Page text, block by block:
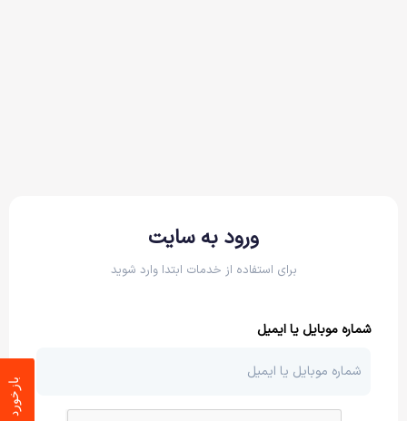
ورود به سایت
برای استفاده از خدمات ابتدا وارد شوید
شماره موبایل یا ایمیل
بازخورد